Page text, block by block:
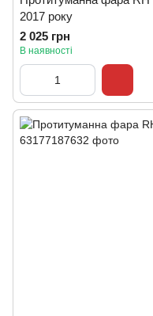
2017 року
2 025 грн
В наявності